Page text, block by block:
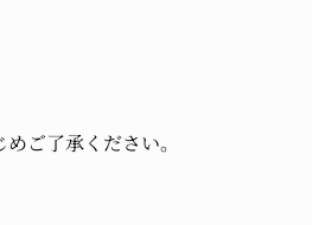
ご了承ください。